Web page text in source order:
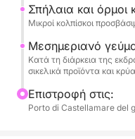
ποτά, για να
Μια ιδανική
οικογένειες και
θέλουν να ζήσουν
Σπήλαια και όρμοι
Μικροί κολπίσκοι
Μεσημεριανό
Κατά τη διάρκεια της
σικελικά προϊόντα και
Επιστροφή στις:
Porto di Castellamare del